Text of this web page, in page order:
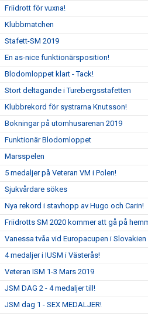
Friidrott för vuxna!
Klubbmatchen
Stafett-SM 2019
En as-nice funktionärsposition!
Blodomloppet klart - Tack!
Stort deltagande i Turebergsstafetten
Klubbrekord för systrarna Knutsson!
Bokningar på utomhusarenan 2019
Funktionär Blodomloppet
Marsspelen
5 medaljer på Veteran VM i Polen!
Sjukvårdare sökes
Nya rekord i stavhopp av Hugo och Carin!
Friidrotts SM 2020 kommer att gå på
Vanessa tvåa vid Europacupen i Slovakien
4 medaljer i IUSM i Västerås!
Veteran ISM 1-3 Mars 2019
JSM DAG 2 - 4 medaljer till!
JSM dag 1 - SEX MEDALJER!